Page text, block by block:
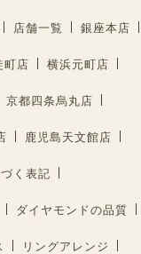
店舗一覧 銀座本店
町店 横浜元町店
京都四条烏丸店
鹿児島天文館店
く表記
ダイヤモンドの品質
リングアレンジ